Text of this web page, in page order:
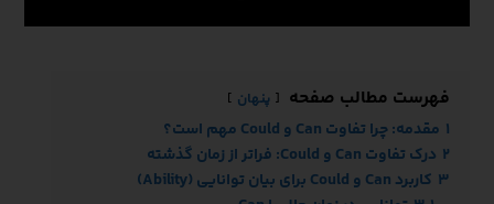
فهرست مطالب صفحه پنهان
1 مقدمه: چرا تفاوت Can و Could مهم است؟
2 درک تفاوت Can و Could: فراتر از زمان گذشته
3 کاربرد Can و Could برای بیان توانایی (Ability)